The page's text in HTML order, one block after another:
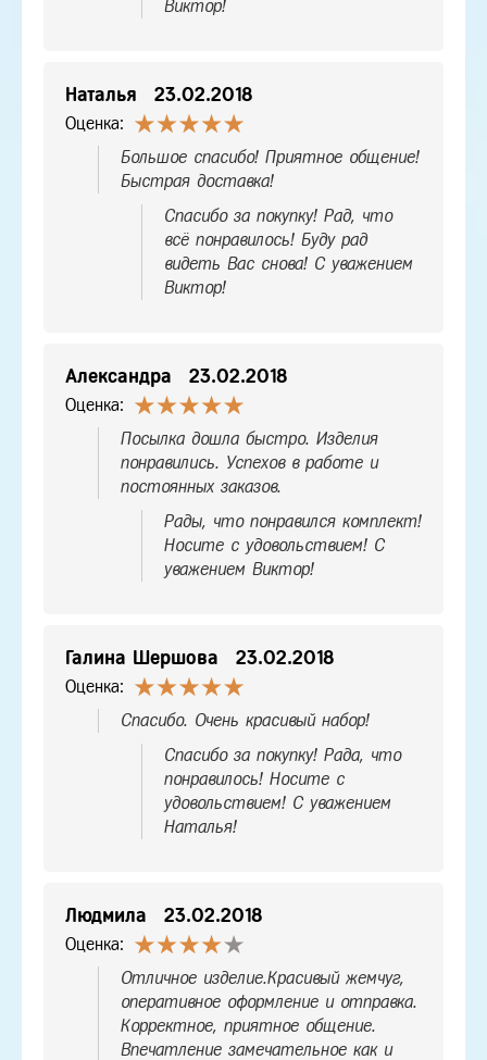
Виктор!
Наталья 23.02.2018
Оценка:
Большое спасибо! Приятное общение!
Быстрая доставка!
Спасибо за покупку! Рад, что
всё понравилось! Буду рад
видеть Вас снова! С уважением
Виктор!
Александра 23.02.2018
Оценка:
Посылка дошла быстро. Изделия
понравились. Успехов в работе и
постоянных заказов.
Рады, что понравился комплект!
Носите с удовольствием! С
уважением Виктор!
Галина Шершова 23.02.2018
Оценка:
Спасибо. Очень красивый набор!
Спасибо за покупку! Рада, что
понравилось! Носите с
удовольствием! С уважением
Наталья!
Людмила 23.02.2018
Оценка:
Отличное изделие.Красивый жемчуг,
оперативное оформление и отправка.
Корректное, приятное общение.
Впечатление замечательное как и